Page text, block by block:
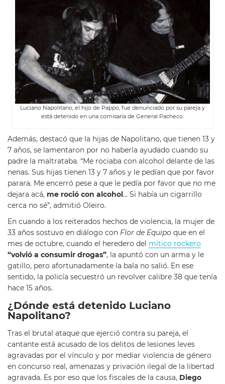
Luciano Napolitano, el hijo de Pappo, fue denunciado por su pareja y
está detenido en una comisaría de General Pacheco.
Además, destacó que la hijas de Napolitano, que tienen 13 y
7 años, se lamentaron por no haberla ayudado cuando su
padre la maltrataba. “Me rociaba con alcohol delante de las
nenas. Sus hijas tienen 13 y 7 años y le pedían que por favor
parara. Me encerró pese a que le pedía por favor que no me
dejara acá, me roció con alcohol … Si había un cigarrillo
cerca no sé”, admitió Oleiro.
En cuando a los reiterados hechos de violencia, la mujer de
33 años sostuvo en diálogo con Flor de Equipo que en el
mes de octubre, cuando el heredero del mítico rockero
“volvió a consumir drogas”, la apuntó con un arma y le
gatillo, pero afortunadamente la bala no salió. En ese
sentido, la policía secuestró un revolver calibre 38 que tenía
hace 15 años.
¿Dónde está detenido Luciano
Napolitano?
Tras el brutal ataque que ejerció contra su pareja, el
cantante está acusado de los delitos de lesiones leves
agravadas por el vínculo y por mediar violencia de género
en concurso real, amenazas y privación ilegal de la libertad
agravada. Es por eso que los fiscales de la causa, Diego